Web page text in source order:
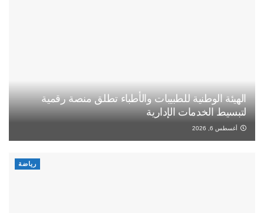
الهيئة الوطنية للطبيبات والأطباء تطلق منصة رقمية
لتبسيط الخدمات الإدارية
أغسطس 6, 2026
رياضة